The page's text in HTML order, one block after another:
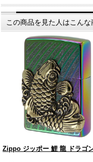
この商品を見た人はこん
Zippo ジッポー 鯉 龍 ドラゴ